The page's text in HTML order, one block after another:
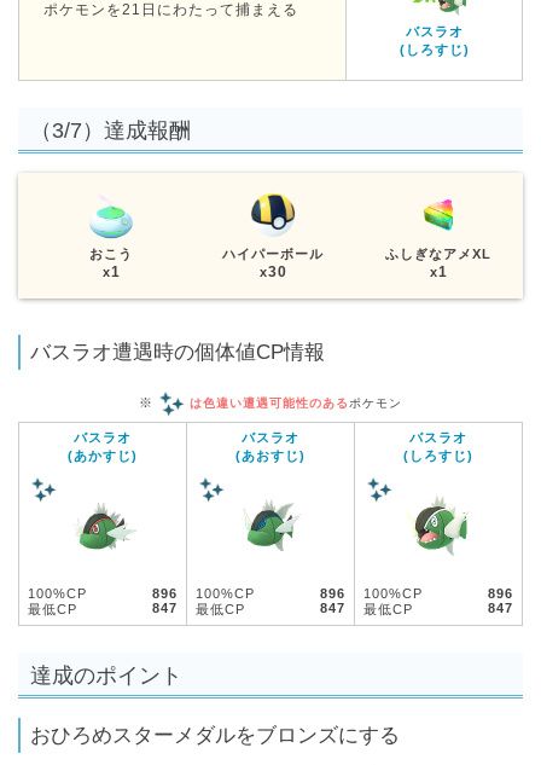
ポケモンを21日にわたって捕まえる
バスラオ
(しろすじ)
（3/7）達成報酬
おこう
x1
ハイパーボール
x30
ふしぎなアメXL
x1
バスラオ遭遇時の個体値CP情報
※ は色違い遭遇可能性のある ポケモン
バスラオ
(あかすじ)
100%CP
896
最低CP
847
バスラオ
(あおすじ)
100%CP
896
最低CP
847
バスラオ
(しろすじ)
100%CP
896
最低CP
847
達成のポイント
おひろめスターメダルをブロンズにする